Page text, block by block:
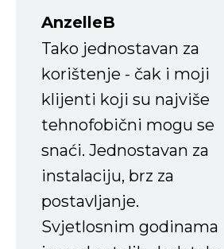
AnzelleB
Tako jednostavan za
korištenje - čak i moji
klijenti koji su najviše
tehnofobični mogu se
snaći. Jednostavan za
instalaciju, brz za
postavljanje.
Svjetlosnim godinama